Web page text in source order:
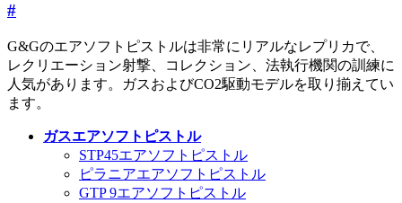
#
G&Gのエアソフトピストルは非常にリアルなレプリカで、
レクリエーション射撃、コレクション、法執行機関の訓練に
人気があります。ガスおよびCO2駆動モデルを取り揃えてい
ます。
ガスエアソフトピストル
STP45エアソフトピストル
ピラニアエアソフトピストル
GTP 9エアソフトピストル